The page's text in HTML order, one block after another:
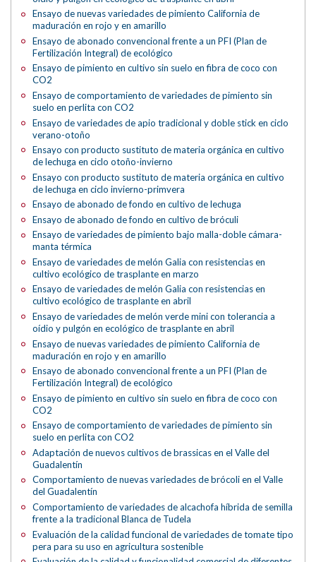
Ensayo de nuevas variedades de pimiento California de
maduración en rojo y en amarillo
Ensayo de abonado convencional frente a un PFI (Plan de
Fertilización Integral) de ecológico
Ensayo de pimiento en cultivo sin suelo en fibra de coco con
CO2
Ensayo de comportamiento de variedades de pimiento sin
suelo en perlita con CO2
Ensayo de variedades de apio tradicional y doble stick en ciclo
verano-otoño
Ensayo con producto sustituto de materia orgánica en cultivo
de lechuga en ciclo otoño-invierno
Ensayo con producto sustituto de materia orgánica en cultivo
de lechuga en ciclo invierno-primvera
Ensayo de abonado de fondo en cultivo de lechuga
Ensayo de abonado de fondo en cultivo de bróculi
Ensayo de variedades de pimiento bajo malla-doble cámara-
manta térmica
Ensayo de variedades de melón Galia con resistencias en
cultivo ecológico de trasplante en marzo
Ensayo de variedades de melón Galia con resistencias en
cultivo ecológico de trasplante en abril
Ensayo de variedades de melón verde mini con tolerancia a
oídio y pulgón en ecológico de trasplante en abril
Ensayo de nuevas variedades de pimiento California de
maduración en rojo y en amarillo
Ensayo de abonado convencional frente a un PFI (Plan de
Fertilización Integral) de ecológico
Ensayo de pimiento en cultivo sin suelo en fibra de coco con
CO2
Ensayo de comportamiento de variedades de pimiento sin
suelo en perlita con CO2
Adaptación de nuevos cultivos de brassicas en el Valle del
Guadalentín
Comportamiento de nuevas variedades de brócoli en el Valle
del Guadalentín
Comportamiento de variedades de alcachofa híbrida de semilla
frente a la tradicional Blanca de Tudela
Evaluación de la calidad funcional de variedades de tomate tipo
pera para su uso en agricultura sostenible